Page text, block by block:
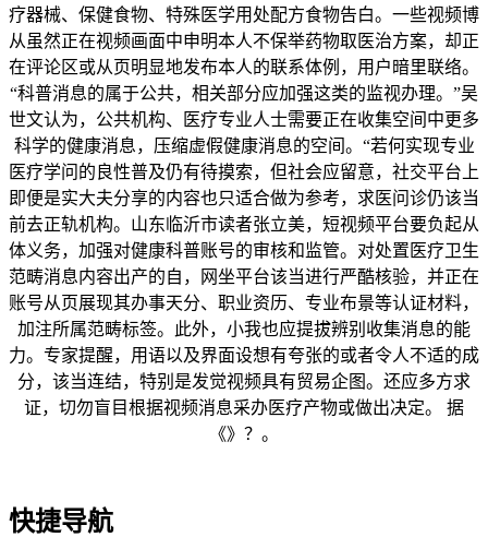
疗器械、保健食物、特殊医学用处配方食物告白。一些视频博
从虽然正在视频画面中申明本人不保举药物取医治方案，却正
在评论区或从页明显地发布本人的联系体例，用户暗里联络。
“科普消息的属于公共，相关部分应加强这类的监视办理。”吴
世文认为，公共机构、医疗专业人士需要正在收集空间中更多
科学的健康消息，压缩虚假健康消息的空间。“若何实现专业
医疗学问的良性普及仍有待摸索，但社会应留意，社交平台上
即便是实大夫分享的内容也只适合做为参考，求医问诊仍该当
前去正轨机构。山东临沂市读者张立美，短视频平台要负起从
体义务，加强对健康科普账号的审核和监管。对处置医疗卫生
范畴消息内容出产的自，网坐平台该当进行严酷核验，并正在
账号从页展现其办事天分、职业资历、专业布景等认证材料，
加注所属范畴标签。此外，小我也应提拔辨别收集消息的能
力。专家提醒，用语以及界面设想有夸张的或者令人不适的成
分，该当连结，特别是发觉视频具有贸易企图。还应多方求
证，切勿盲目根据视频消息采办医疗产物或做出决定。 据
《》？。
快捷导航